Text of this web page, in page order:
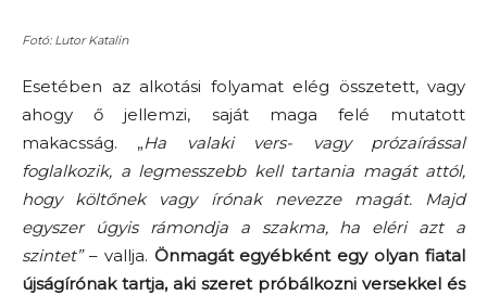
Fotó: Lutor Katalin
Esetében az alkotási folyamat elég összetett, vagy
ahogy ő jellemzi, saját maga felé mutatott
makacsság. „Ha valaki vers- vagy prózaírással
foglalkozik, a legmesszebb kell tartania magát attól,
hogy költőnek vagy írónak nevezze magát. Majd
egyszer úgyis rámondja a szakma, ha eléri azt a
szintet”– vallja. Önmagát egyébként egy olyan fiatal
újságírónak tartja, aki szeret próbálkozni versekkel és